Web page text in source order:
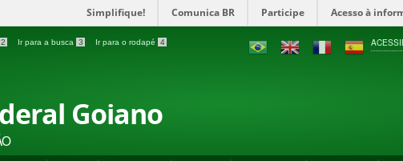
Simplifique! Comunica BR Participe Acesso à
2 Ir para a busca 3 Ir para o rodapé 4
Goiano